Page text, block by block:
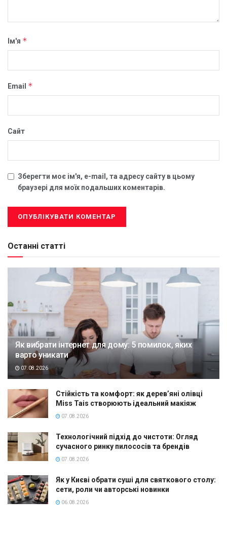
Ім'я *
Email *
Сайт
Зберегти моє ім'я, e-mail, та адресу сайту в цьому
браузері для моїх подальших коментарів.
Останні статті
Як вибрати інтернет для дому: 5 помилок, яких
варто уникати
07.08.2026
Стійкість та комфорт: як дерев’яні олівці
Miss Tais створюють ідеальний макіяж
07.08.2026
Технологічний підхід до чистоти: Огляд
сучасного ринку пилососів та брендів
07.08.2026
Як у Києві обрати суші для святкового столу:
сети, роли чи авторські новинки
06.08.2026